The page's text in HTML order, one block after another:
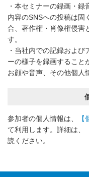
・本セミナーの録画・
内容のSNSへの投稿は固
合、著作権・肖像権侵害
す。
・当社内での記録およ
ーの様子を録画すること
お顔や音声、その他個人
参加者の個人情報は、
て利用します。詳細は、
読ください。